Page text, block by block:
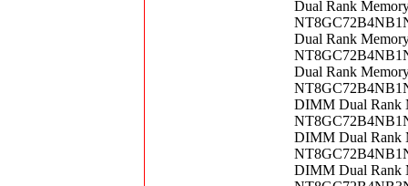
Dual Rank
Dual Rank
Dual Rank
DIMM Dual Rank
DIMM Dual Rank
DIMM Dual Rank